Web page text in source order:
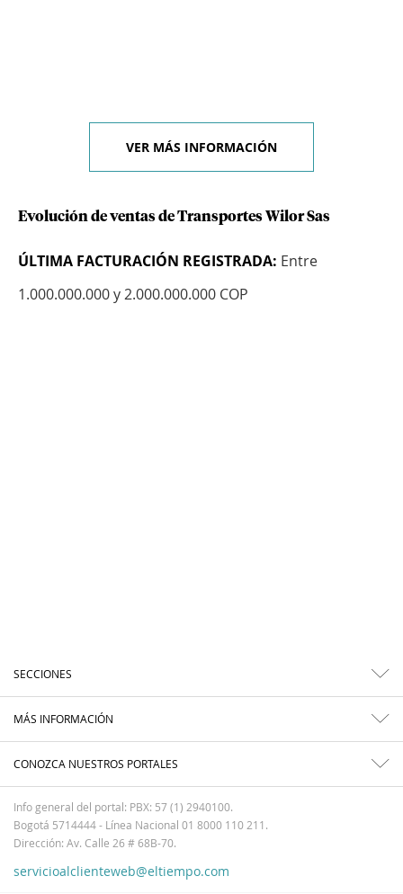
VER MÁS INFORMACIÓN
Evolución de ventas de Transportes Wilor Sas
ÚLTIMA FACTURACIÓN REGISTRADA: Entre
1.000.000.000 y 2.000.000.000 COP
SECCIONES
MÁS INFORMACIÓN
CONOZCA NUESTROS PORTALES
Info general del portal: PBX: 57 (1) 2940100.
Bogotá 5714444 - Línea Nacional 01 8000 110 211.
Dirección: Av. Calle 26 # 68B-70.
servicioalclienteweb@eltiempo.com